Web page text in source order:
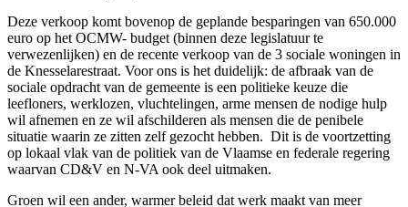
Deze verkoop komt bovenop de geplande besparingen van 650.000
euro op het OCMW- budget (binnen deze legislatuur te
verwezenlijken) en de recente verkoop van de 3 sociale woningen in
de Knesselarestraat. Voor ons is het duidelijk: de afbraak van de
sociale opdracht van de gemeente is een politieke keuze die
leefloners, werklozen, vluchtelingen, arme mensen de nodige hulp
wil afnemen en ze wil afschilderen als mensen die de penibele
situatie waarin ze zitten zelf gezocht hebben. Dit is de voortzetting
op lokaal vlak van de politiek van de Vlaamse en federale regering
waarvan CD&V en N-VA ook deel uitmaken.
Groen wil een ander, warmer beleid dat werk maakt van meer